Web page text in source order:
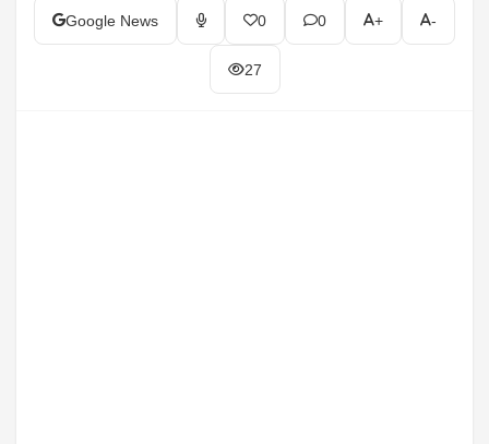
Google News 0 0 + -
27